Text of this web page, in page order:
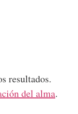
resultados.
del alma.